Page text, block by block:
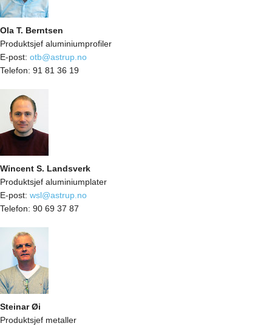
Ola T. Berntsen
Produktsjef aluminiumprofiler
E-post: otb@astrup.no
Telefon: 91 81 36 19
Wincent S. Landsverk
Produktsjef aluminiumplater
E-post: wsl@astrup.no
Telefon: 90 69 37 87
Steinar Øi
Produktsjef metaller